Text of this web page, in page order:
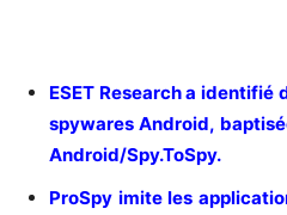
ESET Research a
spywares Android,
Android/Spy.ToSpy.
ProSpy imite les